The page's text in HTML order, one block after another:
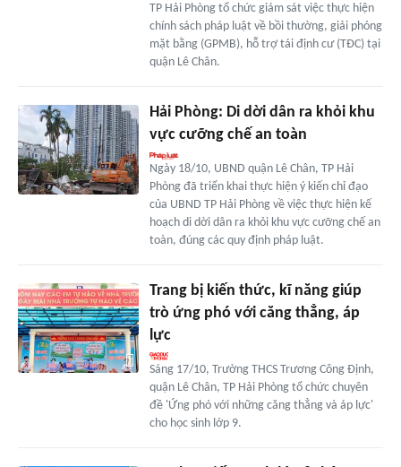
TP Hải Phòng tổ chức giám sát việc thực hiện
chính sách pháp luật về bồi thường, giải phóng
mặt bằng (GPMB), hỗ trợ tái định cư (TĐC) tại
quận Lê Chân.
Hải Phòng: Di dời dân ra khỏi khu
vực cưỡng chế an toàn
Ngày 18/10, UBND quận Lê Chân, TP Hải
Phòng đã triển khai thực hiện ý kiến chỉ đạo
của UBND TP Hải Phòng về việc thực hiện kế
hoạch di dời dân ra khỏi khu vực cưỡng chế an
toàn, đúng các quy định pháp luật.
Trang bị kiến thức, kĩ năng giúp
trò ứng phó với căng thẳng, áp
lực
Sáng 17/10, Trường THCS Trương Công Định,
quận Lê Chân, TP Hải Phòng tổ chức chuyên
đề 'Ứng phó với những căng thẳng và áp lực'
cho học sinh lớp 9.